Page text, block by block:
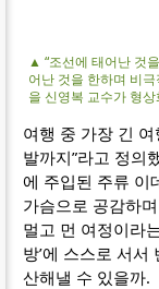
▲ “조선에 태어난 것
어난 것을 한하며 비
을 신영복 교수가 형
여행 중 가장 긴
발까지”라고 정의
에 주입된 주류 이
가슴으로 공감하
멀고 먼 여정이라
방’에 스스로 서
산해낼 수 있을까.